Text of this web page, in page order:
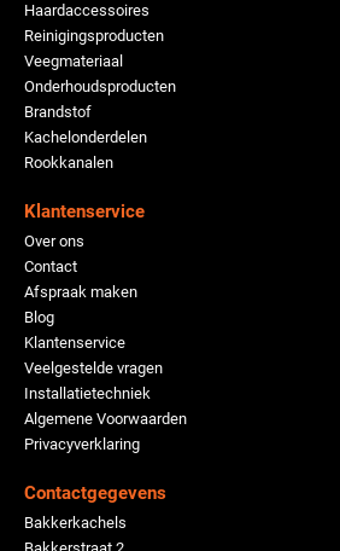
Haardaccessoires
Reinigingsproducten
Veegmateriaal
Onderhoudsproducten
Brandstof
Kachelonderdelen
Rookkanalen
Klantenservice
Over ons
Contact
Afspraak maken
Blog
Klantenservice
Veelgestelde vragen
Installatietechniek
Algemene Voorwaarden
Privacyverklaring
Contactgegevens
Bakkerkachels